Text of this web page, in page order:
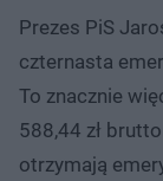
Prezes PiS
czternasta
To znacznie
588,44 zł
otrzymają